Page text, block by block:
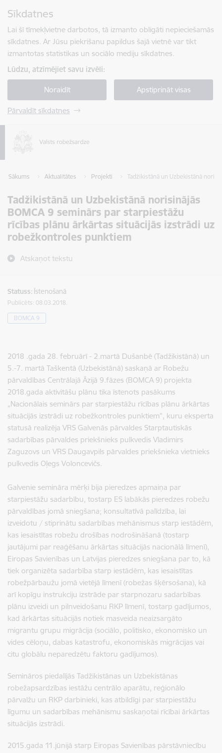
Sīkdatnes
Lai šī tīmekļvietne darbotos, tā izmanto obligāti nepieciešamās
sīkdatnes. Ar Jūsu piekrišanu papildus šajā vietnē var tikt
izmantotas statistikas un sociālo mediju sīkdatnes.
Lūdzu, atzīmējiet savu izvēli:
Noraidīt Apstiprināt visas
Pārvaldīt sīkdatnes
Sākums Aktualitātes Projekti Tadžikistānā un Uzbekistānā
Tadžikistānā un Uzbekistānā norisinājās
BOMCA 9 seminārs par starpiestāžu
rīcības plānu ārkārtas situācijās izstrādi uz
robežkontroles punktiem
Atskaņot tekstu
Statuss:Īstenošanā
Publicēts: 08.03.2018.
BOMCA 9
2018 .gada 28. februārī - 2.martā Dušanbē (Tadžikistānā) un
5.-7. martā Taškentā (Uzbekistānā) saskaņā ar Robežu
pārvaldības Centrālajā Āzijā 9.fāzes (BOMCA 9) projekta
2018.gada aktivitāšu plānu tika īstenots pasākums
„Nacionālais seminārs par starpiestāžu rīcības plānu ārkārtas
situācijās izstrādi uz robežkontroles punktiem", kuru eksperta
statusā realizēja VRS Galvenās pārvaldes Starptautiskās
sadarbības pārvaldes priekšnieks pulkvedis Vladimirs
Zaguzovs un VRS Daugavpils pārvaldes priekšnieka vietnieks
pulkvedis Oļegs Voloncevičs.
Galvenie semināra mērķi bija pieredzes apmaiņa par
starpiestāžu sadarbību, tostarp ES labākās pieredzes robežu
pārvaldības jomā sniegšana; konsultatīvā palīdzība, lai
izveidotu / stiprinātu sadarbības mehānismus starp iestādēm,
kas iesaistītas robežu drošības nodrošināšanā (tostarp
jautājumi par reaģēšanu ārkārtas situācijās nacionālā līmenī),
Eiropas Savienības un Latvijas pieredzes sniegšana par to, kā
tiek organizēta sadarbība starp iestādēm, kas iesaistītas
robežpārbaužu jomā vietējā līmenī (robežas šķērsošana), kā
arī kopīgu instrukciju izstrāde par starpnozaru sadarbības
plānu izveidi un pilnveidošanu RKP līmenī, tostarp gadījumos,
kad ārkārtas situācijās notiek masveida neaizsargāto
migrantu grupu migrācija (sociālo, politisko, ekonomisko un
vides cēloņu, dabas katastrofu, ekonomiskās migrācijas vai
citu globālu neparedzētu faktoru gadījumos).
Semināros piedalījās Tadžikistānas un Uzbekistānas
robežapsardzības iestāžu centrālo aparātu, reģionālo
pārvalžu un RKP darbinieki, kas atbildīgi par starpiestāžu
līgumu un sadarbības mehānismu saskaņotai rīcībai ārkārtas
situācijās izstrādi.
2015.gada 11.jūnijā starp Eiropas Savienības pārstāvniecību